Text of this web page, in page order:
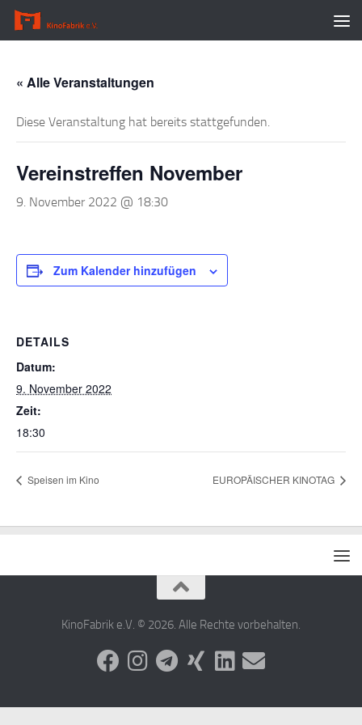
Zum Inhalt springen
« Alle Veranstaltungen
Diese Veranstaltung hat bereits stattgefunden.
Vereinstreffen November
9. November 2022 @ 18:30
Zum Kalender hinzufügen
DETAILS
Datum:
9. November 2022
Zeit:
18:30
Speisen im Kino EUROPÄISCHER KINOTAG
KinoFabrik e.V. © 2026. Alle Rechte vorbehalten.